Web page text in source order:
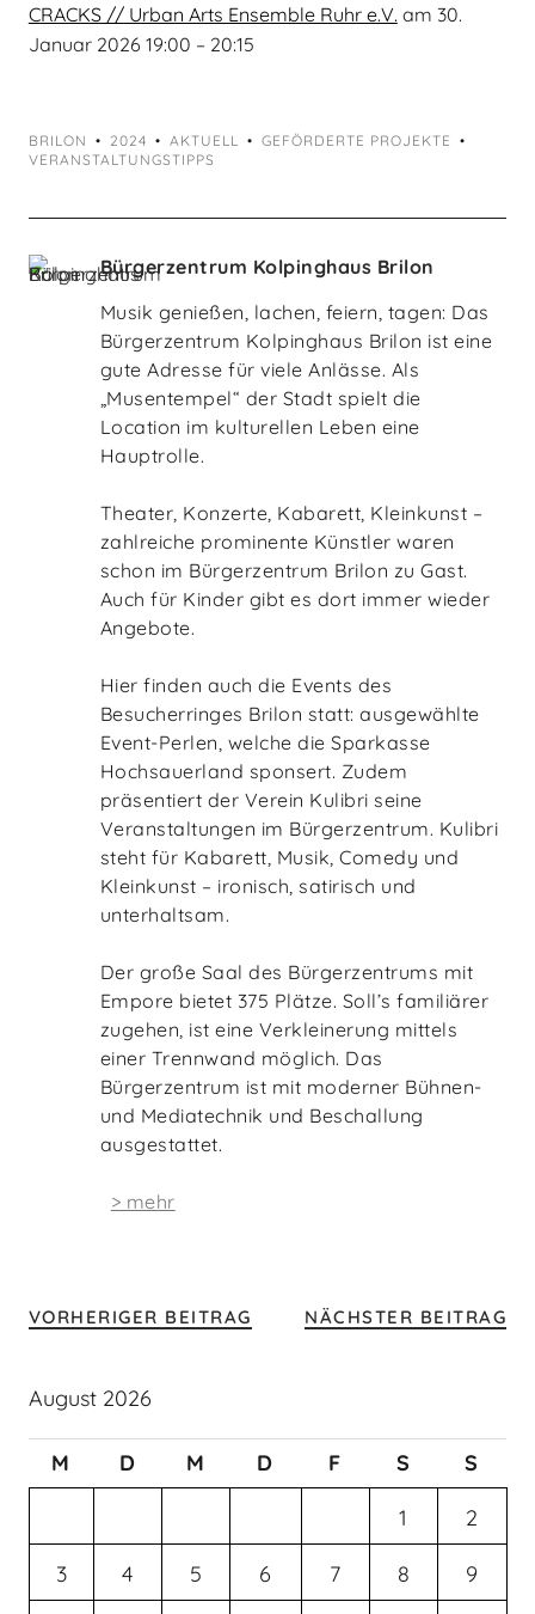
CRACKS // Urban Arts Ensemble Ruhr e.V. am 30.
Januar 2026 19:00 – 20:15
BRILON 2024 AKTUELL
GEFÖRDERTE PROJEKTE
VERANSTALTUNGSTIPPS
Bürgerzentrum Kolpinghaus Brilon
Musik genießen, lachen, feiern, tagen: Das
Bürgerzentrum Kolpinghaus Brilon ist eine
gute Adresse für viele Anlässe. Als
„Musentempel“ der Stadt spielt die
Location im kulturellen Leben eine
Hauptrolle.
Theater, Konzerte, Kabarett, Kleinkunst –
zahlreiche prominente Künstler waren
schon im Bürgerzentrum Brilon zu Gast.
Auch für Kinder gibt es dort immer wieder
Angebote.
Hier finden auch die Events des
Besucherringes Brilon statt: ausgewählte
Event-Perlen, welche die Sparkasse
Hochsauerland sponsert. Zudem
präsentiert der Verein Kulibri seine
Veranstaltungen im Bürgerzentrum. Kulibri
steht für Kabarett, Musik, Comedy und
Kleinkunst – ironisch, satirisch und
unterhaltsam.
Der große Saal des Bürgerzentrums mit
Empore bietet 375 Plätze. Soll’s familiärer
zugehen, ist eine Verkleinerung mittels
einer Trennwand möglich. Das
Bürgerzentrum ist mit moderner Bühnen-
und Mediatechnik und Beschallung
ausgestattet.
> mehr
VORHERIGER BEITRAG NÄCHSTER BEITRAG
August 2026
M D M D F S
S
1
2
3 4 5 6 7 8 9